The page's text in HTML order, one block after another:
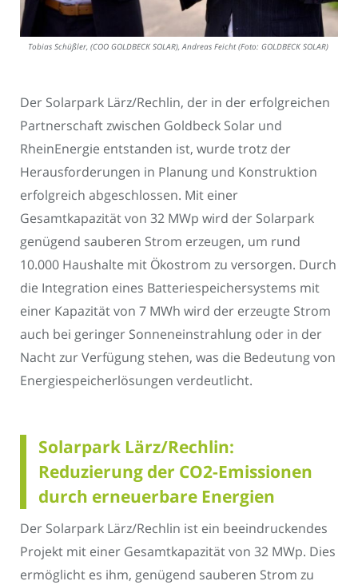
Tobias Schüßler, (COO GOLDBECK SOLAR), Andreas Feicht (Foto: GOLDBECK SOLAR)
Der Solarpark Lärz/Rechlin, der in der erfolgreichen
Partnerschaft zwischen Goldbeck Solar und
RheinEnergie entstanden ist, wurde trotz der
Herausforderungen in Planung und Konstruktion
erfolgreich abgeschlossen. Mit einer
Gesamtkapazität von 32 MWp wird der Solarpark
genügend sauberen Strom erzeugen, um rund
10.000 Haushalte mit Ökostrom zu versorgen. Durch
die Integration eines Batteriespeichersystems mit
einer Kapazität von 7 MWh wird der erzeugte Strom
auch bei geringer Sonneneinstrahlung oder in der
Nacht zur Verfügung stehen, was die Bedeutung von
Energiespeicherlösungen verdeutlicht.
Solarpark Lärz/Rechlin:
Reduzierung der CO2-Emissionen
durch erneuerbare Energien
Der Solarpark Lärz/Rechlin ist ein beeindruckendes
Projekt mit einer Gesamtkapazität von 32 MWp. Dies
ermöglicht es ihm, genügend sauberen Strom zu